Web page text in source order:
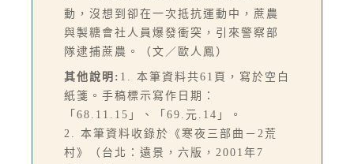
動，沒想到卻在一次抵抗運動中，蔗農
與製糖會社人員爆發衝突，引來警察部
隊逮捕蔗農。（文／歐人鳳）
其他說明: 1. 本筆資料共61頁，寫於空白
紙箋。手稿標示寫作日期：
「68.11.15」、「69.元.14」。
2. 本筆資料收錄於《寒夜三部曲－2荒
村》（台北：遠景，六版，2001年7